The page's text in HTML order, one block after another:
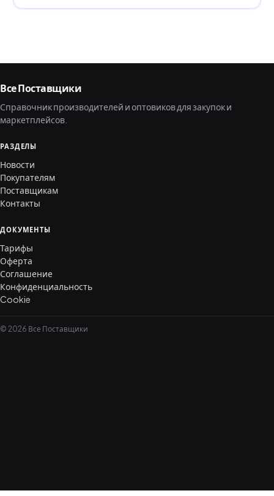
Все Поставщики
Справочник производителей и оптовиков для закупок и
маркетплейсов.
РАЗДЕЛЫ
Новости
Покупателям
Поставщикам
Контакты
ДОКУМЕНТЫ
Тарифы
Оферта
Соглашение
Конфиденциальность
Cookie
© 2026 Все Поставщики